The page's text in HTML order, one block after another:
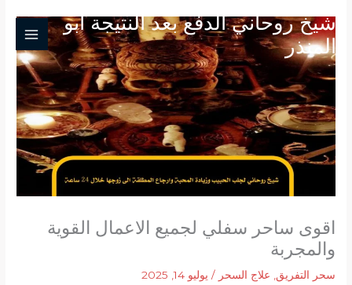
المحتوى
شيخ روحاني الدفع بعد النتيجة ابو
المنذر
اقوى ساحر سفلي لجميع الاعمال القوية
والمجربة
سحر التفريق, علاج السحر / يوليو 14, 2025